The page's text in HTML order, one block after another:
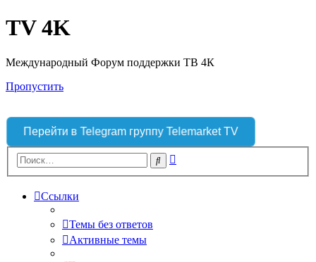
TV 4K
Международный Форум поддержки ТВ 4К
Пропустить
Перейти в Telegram группу Telemarket TV
Поиск
Ссылки
Темы без ответов
Активные темы